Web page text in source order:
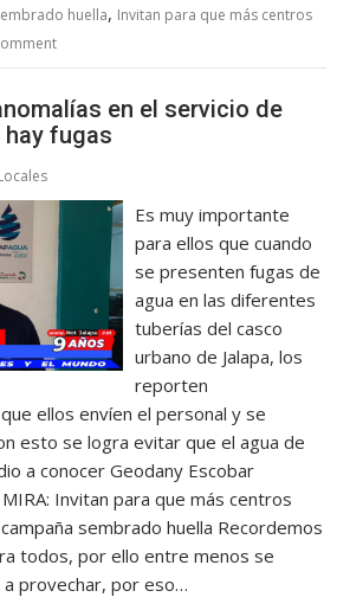
huella, Invitan para que más centros
en el servicio de
fugas
Es muy importante
para ellos que cuando
se presenten fugas de
agua en las diferentes
tuberías del casco
urbano de Jalapa, los
reporten
ellos envíen el personal y se
esto se logra evitar que el agua de
a conocer Geodany Escobar
Invitan para que más centros
sembrado huella Recordemos
todos, por ello entre menos se
provechar, por eso…